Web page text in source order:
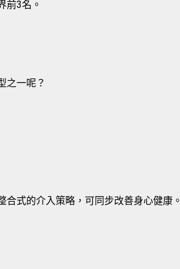
前3名。
之一呢？
式的介入策略，可同步改善身心健康。